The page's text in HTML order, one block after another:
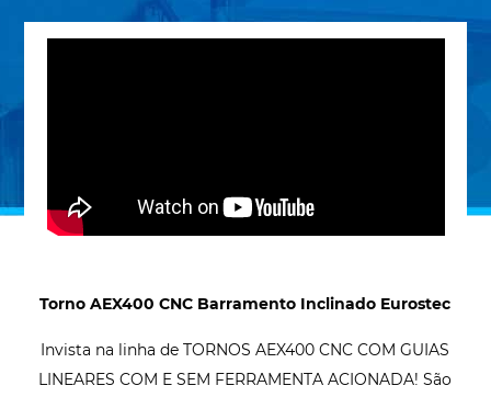
Torno AEX400 CNC Barramento Inclinado Eurostec
Invista na linha de TORNOS AEX400 CNC COM GUIAS
LINEARES COM E SEM FERRAMENTA ACIONADA! São